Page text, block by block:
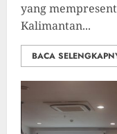
yang
Kalimantan...
BACA